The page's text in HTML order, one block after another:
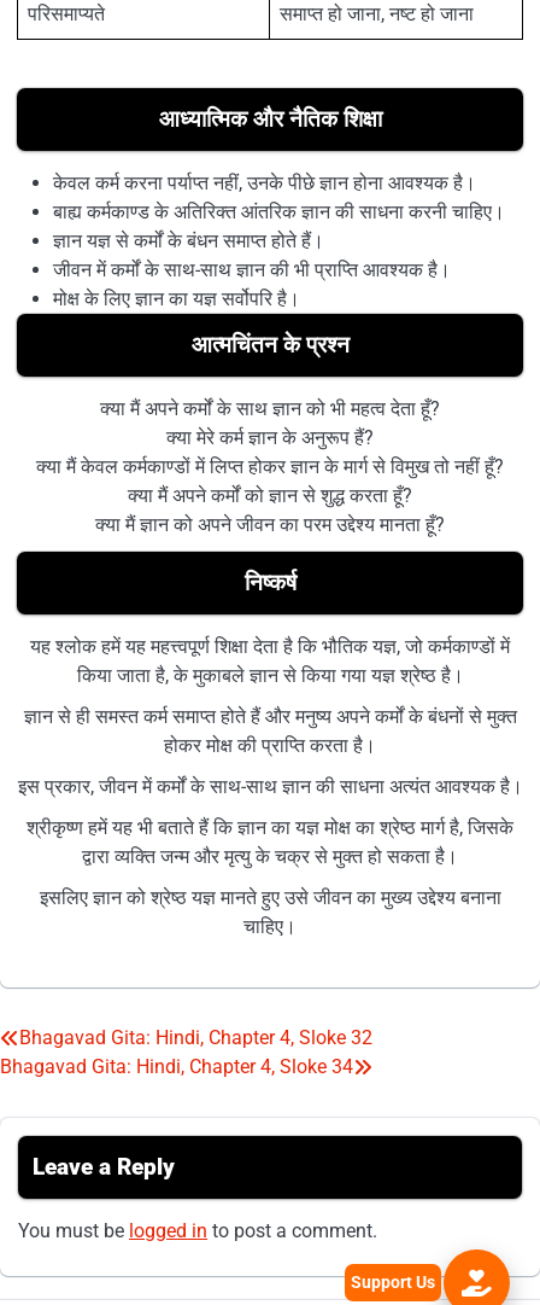
परिसमाप्यते समाप्त हो जाना, नष्ट हो जाना
आध्यात्मिक और नैतिक शिक्षा
केवल कर्म करना पर्याप्त नहीं, उनके पीछे ज्ञान होना आवश्यक है।
बाह्य कर्मकाण्ड के अतिरिक्त आंतरिक ज्ञान की साधना करनी चाहिए।
ज्ञान यज्ञ से कर्मों के बंधन समाप्त होते हैं।
जीवन में कर्मों के साथ-साथ ज्ञान की भी प्राप्ति आवश्यक है।
मोक्ष के लिए ज्ञान का यज्ञ सर्वोपरि है।
आत्मचिंतन के प्रश्न
क्या मैं अपने कर्मों के साथ ज्ञान को भी महत्व देता हूँ?
क्या मेरे कर्म ज्ञान के अनुरूप हैं?
क्या मैं केवल कर्मकाण्डों में लिप्त होकर ज्ञान के मार्ग से विमुख तो नहीं हूँ?
क्या मैं अपने कर्मों को ज्ञान से शुद्ध करता हूँ?
क्या मैं ज्ञान को अपने जीवन का परम उद्देश्य मानता हूँ?
निष्कर्ष
यह श्लोक हमें यह महत्त्वपूर्ण शिक्षा देता है कि भौतिक यज्ञ, जो कर्मकाण्डों में
किया जाता है, के मुकाबले ज्ञान से किया गया यज्ञ श्रेष्ठ है।
ज्ञान से ही समस्त कर्म समाप्त होते हैं और मनुष्य अपने कर्मों के बंधनों से मुक्त
होकर मोक्ष की प्राप्ति करता है।
इस प्रकार, जीवन में कर्मों के साथ-साथ ज्ञान की साधना अत्यंत आवश्यक है।
श्रीकृष्ण हमें यह भी बताते हैं कि ज्ञान का यज्ञ मोक्ष का श्रेष्ठ मार्ग है, जिसके
द्वारा व्यक्ति जन्म और मृत्यु के चक्र से मुक्त हो सकता है।
इसलिए ज्ञान को श्रेष्ठ यज्ञ मानते हुए उसे जीवन का मुख्य उद्देश्य बनाना
चाहिए।
Post
navigation
Bhagavad Gita: Hindi, Chapter 4, Sloke 32
Bhagavad Gita: Hindi, Chapter 4, Sloke 34
Leave a Reply
You must be logged in to post a comment.